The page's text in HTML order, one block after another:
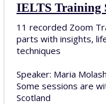
IELTS Training
11 recorded Zoom
parts with insights,
techniques
Speaker: Maria
Some sessions are
Scotland